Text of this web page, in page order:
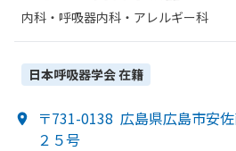
内科・​呼吸器内科・​アレルギー科
日本呼吸器学会在籍
〒731-0138 広島県広島市安
２５号